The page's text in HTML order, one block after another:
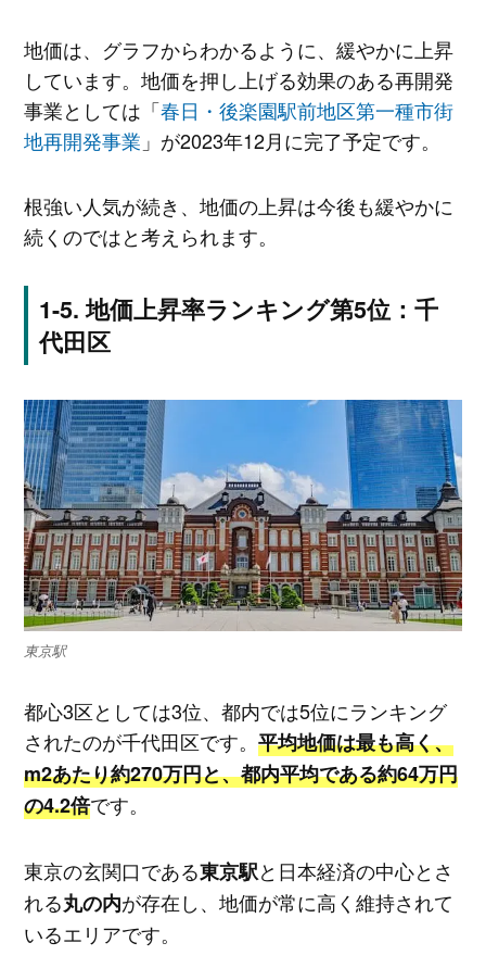
地価は、グラフからわかるように、緩やかに上昇
しています。地価を押し上げる効果のある再開発
事業としては「春日・後楽園駅前地区第一種市街
地再開発事業 」が2023年12月に完了予定です。
根強い人気が続き、地価の上昇は今後も緩やかに
続くのではと考えられます。
地価上昇率ランキング第5位：千
代田区
東京駅
都心3区としては3位、都内では5位にランキング
されたのが千代田区です。 平均地価は最も高く、
m2あたり約270万円と、都内平均である約64万円
の4.2倍です。
東京の玄関口である東京駅と日本経済の中心とさ
れる丸の内が存在し、地価が常に高く維持されて
いるエリアです。